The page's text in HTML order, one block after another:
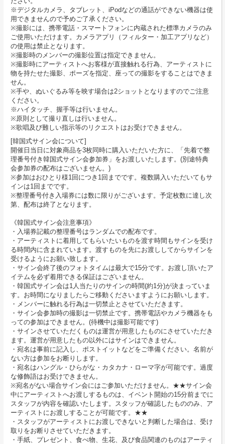
※デジタルカメラ、タブレット、iPodなどの通話ができない機器は使
用できませんので予めご了承ください。
※撮影には、携帯電話・スマートフォンに内蔵された標準カメラのみ
ご使用いただけます。カメラアプリ（フィルター・加工アプリなど）
の使用は禁止となります。
※撮影時のメンバーの撮影位置は指定できません。
※撮影時にアーティストへお客様が直接触れる行為、アーティストに
物を持たせた撮影、ポーズを指定、座っての撮影をすることはできま
せん。
※手や、ぬいぐるみ等を映す場合は2ショットとなりますのでご注意
ください。
※ハイタッチ、握手等は行いません。
※原則として撮り直しは行いません。
※歌唱及び難しい指示等のリクエストはお受けできません。
[韓国式サイン会について]
開催日当日に対象商品を3枚同時に購入いただいた方に、「先着で整
理番号付き韓国式サイン会参加券」をお渡しいたします。(別途特典
会参加券の配布はございません。)
※参加はおひとり様1回につき1回までです。複数購入いただいてもサ
インは1回までです。
※整理番号付き入場券には数に限りがございます。予定枚数に達し次
第、配布は終了となります。
《韓国式サイン会注意事項》
・入場券記載の整理番号はランダムでの配布です。
・アーティストに着用してもらいたいものを渡す時間もサインを受け
る時間内に含まれています。渡すものを先にお渡ししてからサインを
受けるようにお願い致します。
・サイン会終了後のフォトタイムは最大で15分です。お渡し頂いたア
イテムを必ず着用できる保証はございません。
・韓国式サイン会は1人当たりのサインの時間(約1分)が決まっていま
す。お時間になりましたらご移動くださいますようにお願いします。
・メンバーに触れる行為は一切禁止とさせていただきます。
・サイン会参加時の撮影は一切禁止です。携帯電話やカメラ機器をも
っての参加はできません。(待機中は撮影可能です)
・サインさせていただくものは運営が用意したものにさせていただき
ます。運営が用意したもの以外にはサインはできません。
・宛名は事前に記入し、ポストイットなどをご準備ください。名前が
ない方は参加をお断りします。
・宛名はハングル・ひらがな・カタカナ・ローマ字が可能です。過度
な修飾語はお受けできません。
※宛名がない場合サイン会にはご参加いただけません。★★サイン会
中にアーティストへお渡しするものは、イベント開始の15分前までに
スタッフが内容を確認いたします。スタッフが確認したもののみ、ア
ーティストにお渡しすることが可能です。★★
・スタッフがアーティストにお渡しできないと判断した場合は、受け
取りをお断りさせていただきます。
・手紙、プレゼント、食べ物、生花、及び食品関連のものはアーティ